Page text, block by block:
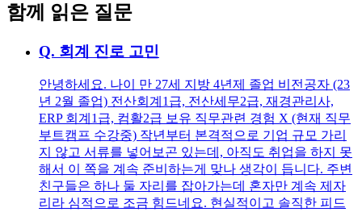
함께 읽은 질문
Q. 회계 진로 고민
안녕하세요. 나이 만 27세 지방 4년제 졸업 비전공자 (23
년 2월 졸업) 전산회계1급, 전산세무2급, 재경관리사,
ERP 회계1급, 컴활2급 보유 직무관련 경험 X (현재 직무
부트캠프 수강중) 작년부터 본격적으로 기업 규모 가리
지 않고 서류를 넣어보곤 있는데, 아직도 취업을 하지 못
해서 이 쪽을 계속 준비하는게 맞나 생각이 듭니다. 주변
친구들은 하나 둘 자리를 잡아가는데 혼자만 계속 제자
리라 심적으로 조금 힘드네요. 현실적이고 솔직한 피드